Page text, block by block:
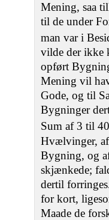
Mening, saa
til de under
man var i
vilde der ikke
opført
Mening vil
Gode, og til
Bygninger
Sum af 3 til
Hvælvinger, af
Bygning, og
skjænkede;
dertil
for kort,
Maade de